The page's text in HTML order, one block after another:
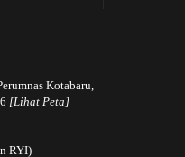
Kotabaru,
[Lihat Peta]
RYI)